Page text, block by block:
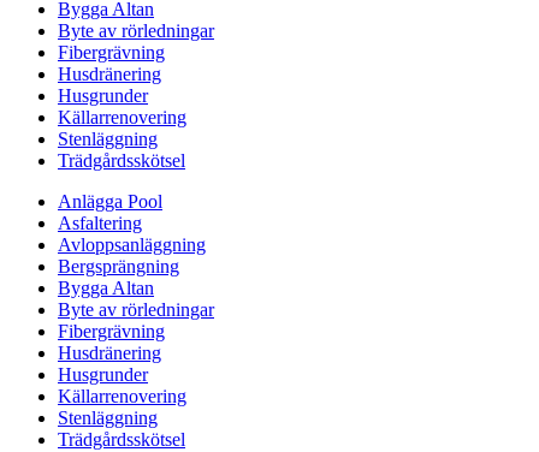
Bygga Altan
Byte av rörledningar
Fibergrävning
Husdränering
Husgrunder
Källarrenovering
Stenläggning
Trädgårdsskötsel
Anlägga Pool
Asfaltering
Avloppsanläggning
Bergsprängning
Bygga Altan
Byte av rörledningar
Fibergrävning
Husdränering
Husgrunder
Källarrenovering
Stenläggning
Trädgårdsskötsel